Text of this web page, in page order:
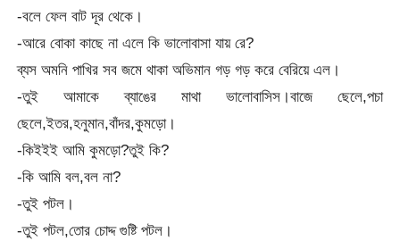
-বলে ফেল বাট দূর থেকে।
-আরে বোকা কাছে না এলে কি ভালোবাসা যায় রে?
ব্যস অমনি পাখির সব জমে থাকা অভিমান গড় গড় করে বেরিয়ে এল।
-তুই আমাকে ব্যাঙের মাথা ভালোবাসিস।বাজে ছেলে,পচা
ছেলে,ইতর,হনুমান,বাঁদর,কুমড়ো।
-কিইইই আমি কুমড়ো?তুই কি?
-কি আমি বল,বল না?
-তুই পটল।
-তুই পটল,তোর চোদ্দ গুষ্টি পটল।